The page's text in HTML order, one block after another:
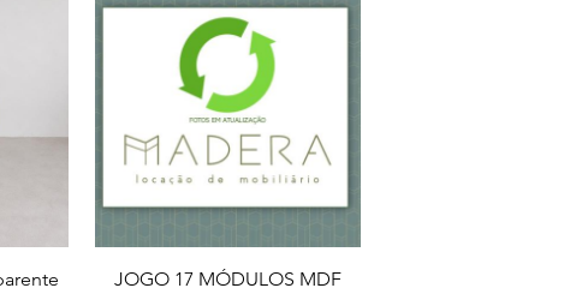
JOGO 17 MÓDULOS MDF